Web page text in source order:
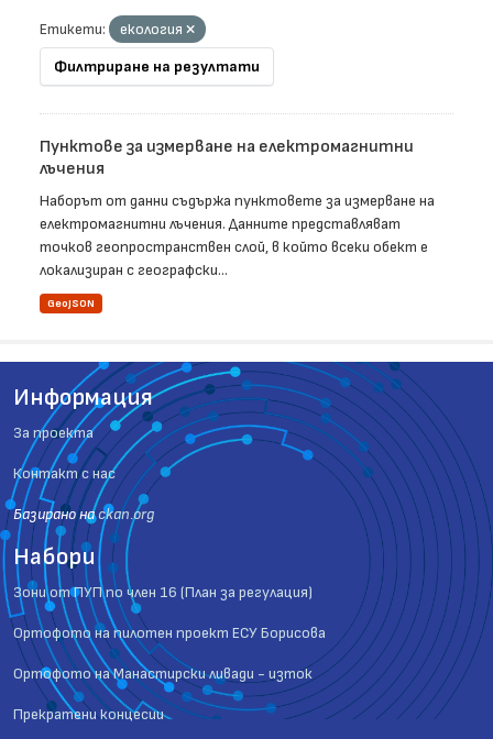
Етикети:
екология
Филтриране на резултати
Пунктове за измерване на електромагнитни
лъчения
Наборът от данни съдържа пунктовете за измерване на
електромагнитни лъчения. Данните представляват
точков геопространствен слой, в който всеки обект е
локализиран с географски...
GeoJSON
Информация
За проекта
Контакт с нас
Базиранo наckan.org
Набори
Зони от ПУП по член 16 (План за регулация)
Ортофото на пилотен проект ЕСУ Борисова
Ортофото на Манастирски ливади - изток
Прекратени концесии